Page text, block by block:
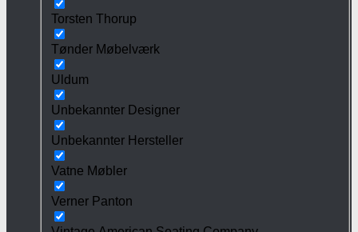
Torsten Thorup
Tønder Møbelværk
Uldum
Unbekannter Designer
Unbekannter Hersteller
Vatne Møbler
Verner Panton